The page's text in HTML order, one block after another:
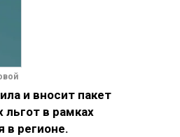
и вносит пакет
в рамках
в регионе.